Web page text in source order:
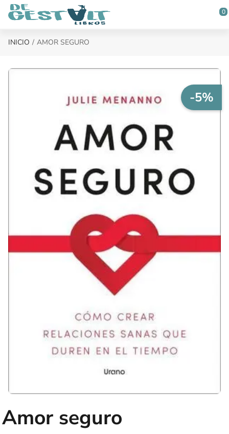
Saltar al contenido principal
0
INICIO AMOR SEGURO
-5%
Amor seguro